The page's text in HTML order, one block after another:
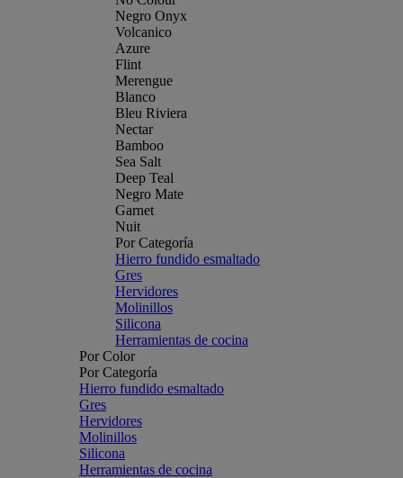
Negro Onyx
Volcanico
Azure
Flint
Merengue
Blanco
Bleu Riviera
Nectar
Bamboo
Sea Salt
Deep Teal
Negro Mate
Garnet
Nuit
Por Categoría
Hierro fundido esmaltado
Gres
Hervidores
Molinillos
Silicona
Herramientas de cocina
Por Color
Por Categoría
Hierro fundido esmaltado
Gres
Hervidores
Molinillos
Silicona
Herramientas de cocina